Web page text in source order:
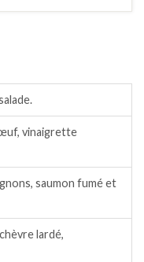
vinaigrette
saumon fumé et
lardé,